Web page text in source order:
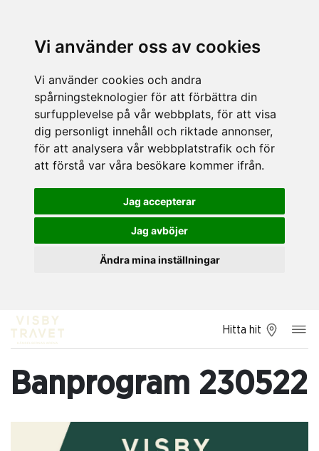
Vi använder oss av cookies
Vi använder cookies och andra
spårningsteknologier för att förbättra din
surfupplevelse på vår webbplats, för att visa
dig personligt innehåll och riktade annonser,
för att analysera vår webbplatstrafik och för
att förstå var våra besökare kommer ifrån.
Jag accepterar
Jag avböjer
Ändra mina inställningar
Hitta hit
Banprogram 230522